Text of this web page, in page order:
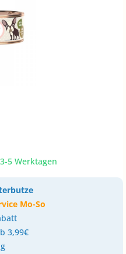
5 Werktagen
Mo-So
3,99€